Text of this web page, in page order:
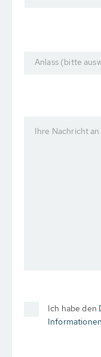
Anlass (bitte
Ihre Nachricht
Ich habe den